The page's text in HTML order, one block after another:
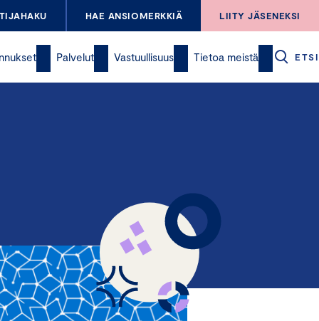
HAE ANSIOMERKKIÄ LIITY JÄSENEKSI
Palvelut Vastuullisuus Tietoa meistä ETSI